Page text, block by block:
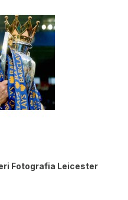
Fotografia Leicester